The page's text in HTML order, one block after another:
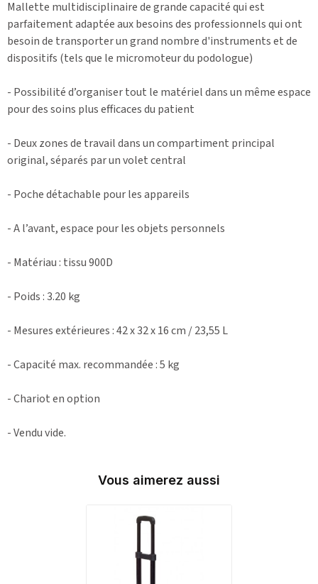
Mallette multidisciplinaire de grande capacité qui est
parfaitement adaptée aux besoins des professionnels qui ont
besoin de transporter un grand nombre d'instruments et de
dispositifs (tels que le micromoteur du podologue)
- Possibilité d’organiser tout le matériel dans un même espace
pour des soins plus efficaces du patient
- Deux zones de travail dans un compartiment principal
original, séparés par un volet central
- Poche détachable pour les appareils
- A l’avant, espace pour les objets personnels
- Matériau : tissu 900D
- Poids : 3.20 kg
- Mesures extérieures : 42 x 32 x 16 cm / 23,55 L
- Capacité max. recommandée : 5 kg
- Chariot en option
- Vendu vide.
Vous aimerez aussi